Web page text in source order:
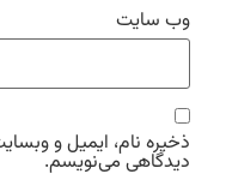
وب‌ سایت
ذخیره نام، ایمیل و
دیدگاهی می‌نویسم.